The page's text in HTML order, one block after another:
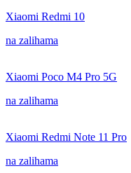
Xiaomi Redmi 10
na zalihama
Xiaomi Poco M4 Pro 5G
na zalihama
Xiaomi Redmi Note 11 Pro
na zalihama